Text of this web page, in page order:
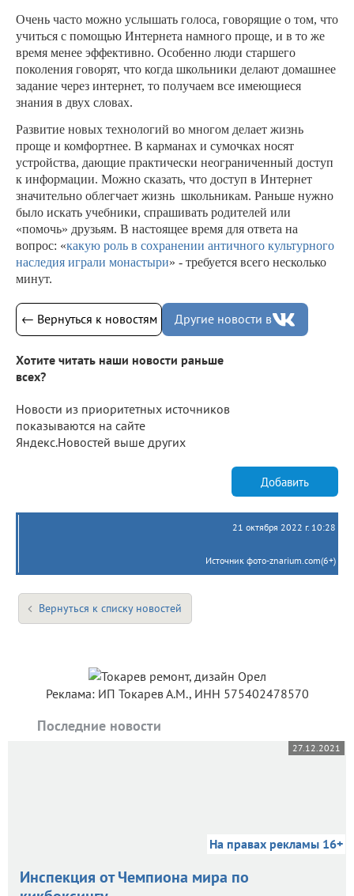
Очень часто можно услышать голоса, говорящие о том, что
учиться с помощью Интернета намного проще, и в то же
время менее эффективно. Особенно люди старшего
поколения говорят, что когда школьники делают домашнее
задание через интернет, то получаем все имеющиеся
знания в двух словах.
Развитие новых технологий во многом делает жизнь
проще и комфортнее. В карманах и сумочках носят
устройства, дающие практически неограниченный доступ
к информации. Можно сказать, что доступ в Интернет
значительно облегчает жизнь школьникам. Раньше нужно
было искать учебники, спрашивать родителей или
«помочь» друзьям. В настоящее время для ответа на
вопрос: «какую роль в сохранении античного культурного
наследия играли монастыри» - требуется всего несколько
минут.
← Вернуться к новостям Другие новости в
Хотите читать наши новости раньше
всех?
Новости из приоритетных источников
показываются на сайте
Яндекс.Новостей выше других
Добавить
21 октября 2022 г. 10:28
Источник фото-znarium.com(6+)
Вернуться к списку новостей
Реклама: ИП Токарев А.М., ИНН 575402478570
Последние новости
27.12.2021
На правах рекламы 16+
Инспекция от Чемпиона мира по